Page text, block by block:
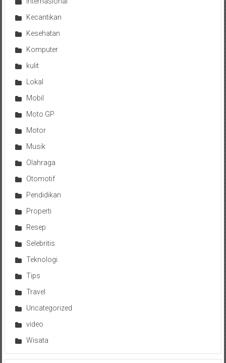
Kecantikan
Kesehatan
Komputer
kulit
Lokal
Mobil
Moto GP
Motor
Musik
Olahraga
Otomotif
Pendidikan
Properti
Resep
Selebritis
Teknologi
Tips
Travel
Uncategorized
video
Wisata